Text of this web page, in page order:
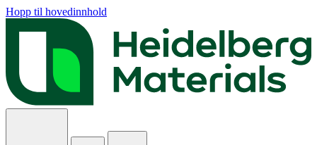
Hopp til hovedinnhold